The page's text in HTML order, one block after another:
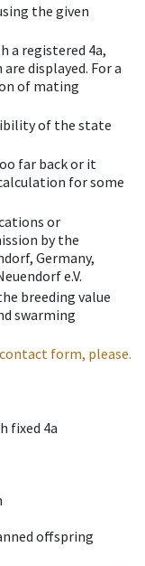
the given
a registered 4a,
displayed. For a
of mating
of the state
far back or it
for some
or
by the
Germany,
e.V.
breeding value
swarming
form, please.
fixed 4a
offspring